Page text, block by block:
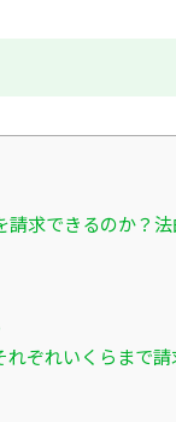
請求できるのか？
れぞれいくらまで